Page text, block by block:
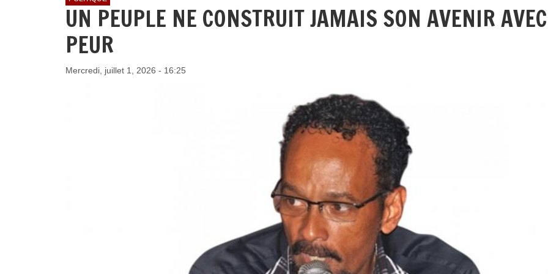
UN PEUPLE NE CONSTRUIT JAMAIS SON AVENIR
PEUR
Mercredi, juillet 1, 2026 - 16:25